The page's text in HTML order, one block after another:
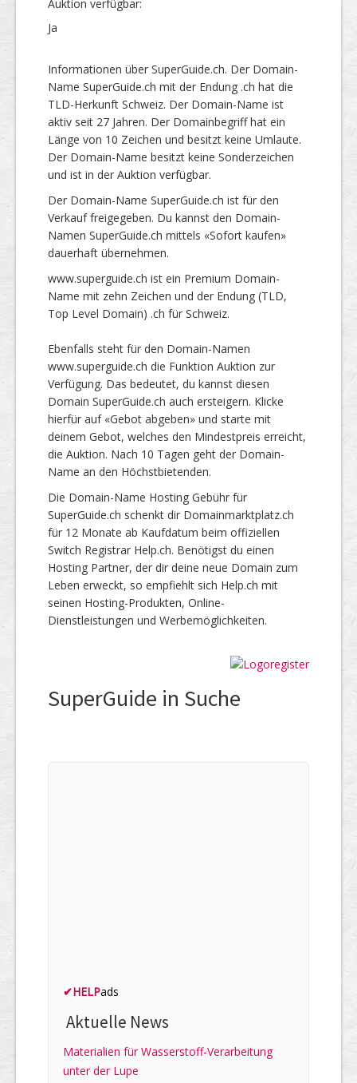
Auktion verfügbar:
Ja
Informationen über SuperGuide.ch. Der Domain-
Name SuperGuide.ch mit der Endung .ch hat die
TLD-Herkunft Schweiz. Der Domain-Name ist
aktiv seit 27 Jahren. Der Domainbegriff hat ein
Länge von 10 Zeichen und besitzt keine Umlaute.
Der Domain-Name besitzt keine Sonderzeichen
und ist in der Auktion verfügbar.
Der Domain-Name SuperGuide.ch ist für den
Verkauf freigegeben. Du kannst den Domain-
Namen SuperGuide.ch mittels «Sofort kaufen»
dauerhaft übernehmen.
www.superguide.ch ist ein Premium Domain-
Name mit zehn Zeichen und der Endung (TLD,
Top Level Domain) .ch für Schweiz.
Ebenfalls steht für den Domain-Namen
www.superguide.ch die Funktion Auktion zur
Verfügung. Das bedeutet, du kannst diesen
Domain SuperGuide.ch auch ersteigern. Klicke
hierfür auf «Gebot abgeben» und starte mit
deinem Gebot, welches den Mindestpreis erreicht,
die Auktion. Nach 10 Tagen geht der Domain-
Name an den Höchstbietenden.
Die Domain-Name Hosting Gebühr für
SuperGuide.ch schenkt dir Domainmarktplatz.ch
für 12 Monate ab Kaufdatum beim offiziellen
Switch Registrar Help.ch. Benötigst du einen
Hosting Partner, der dir deine neue Domain zum
Leben erweckt, so empfiehlt sich Help.ch mit
seinen Hosting-Produkten, Online-
Dienstleistungen und Werbemöglichkeiten.
SuperGuide in Suche
✔HELPads
Aktuelle News
Materialien für Wasserstoff-Verarbeitung
unter der Lupe